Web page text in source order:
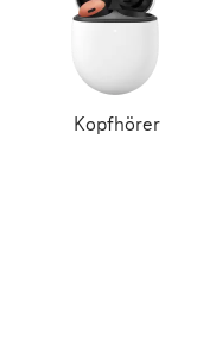
Kopfhörer